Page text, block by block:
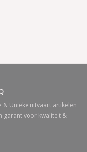
& Unieke uitvaart artikelen
garant voor kwaliteit &